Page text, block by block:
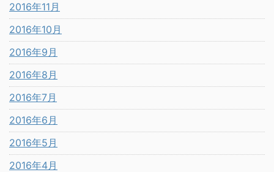
2016年11月
2016年10月
2016年9月
2016年8月
2016年7月
2016年6月
2016年5月
2016年4月